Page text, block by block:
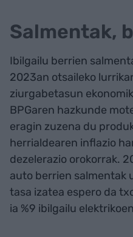
Salmentak,
Ibilgailu berrien
2023an otsaileko
ziurgabetasun
BPGaren hazkunde
eragin zuzena du
herrialdearen inflazio
dezelerazio orokorrak.
auto berrien salmentak
tasa izatea espero da
ia %9 ibilgailu